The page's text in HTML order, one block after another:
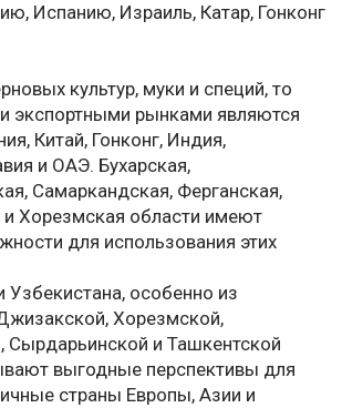
Испанию, Израиль, Катар, Гонконг
культур, муки и специй, то
экспортными рынками являются
Китай, Гонконг, Индия,
и ОАЭ. Бухарская,
Самаркандская, Ферганская,
Хорезмская области имеют
для использования этих
особенно из
Хорезмской,
Сырдарьинской и Ташкентской
выгодные перспективы для
страны Европы, Азии и